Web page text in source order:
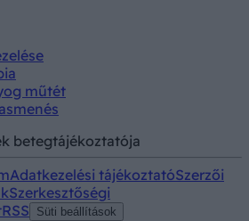
műtét
betegtájékoztatója
Adatkezelési tájékoztatóSzerzői
Szerkesztőségi
RSS Süti beállítások